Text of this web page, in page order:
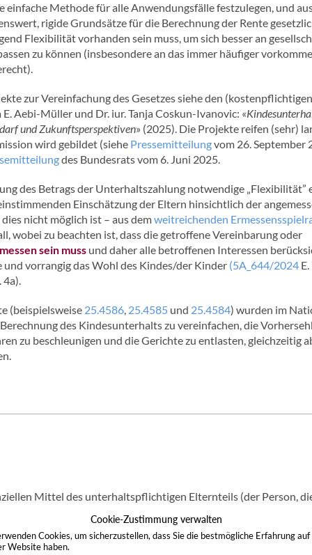
einfache Methode für alle Anwendungsfälle festzulegen, und
rigide Grundsätze für die Berechnung der Rente
Flexibilität vorhanden sein muss, um sich besser an
zu können (insbesondere an das immer häufiger
zur Vereinfachung des Gesetzes siehe den
E. Aebi-Müller und Dr. iur. Tanja Coskun-Ivanovic: «
und Zukunftsperspektiven» (2025). Die Projekte reifen (sehr)
wird gebildet (siehe Pressemitteilungvom 26. September
des Bundesrats vom 6. Juni 2025.
des Betrags der Unterhaltszahlung notwendige „Flexibilität”
Einschätzung der Eltern hinsichtlich der
nicht möglich ist – aus demweitreichenden
wobei zu beachten ist, dass die getroffene Vereinbarung oder
sein muss und daher alle betroffenen Interessen
und vorrangig das Wohl des Kindes/der Kinder (5A_644/2024
4a).
(beispielsweise 25.4586, 25.4585 und 25.4584) wurden im
des Kindesunterhalts zu vereinfachen, die
zu beschleunigen und die Gerichte zu entlasten, gleichzeitig
Mittel des unterhaltspflichtigen Elternteils (der Person,
muss jede Person alle notwendigen und zumutbaren
Cookie-Zustimmung verwalten
Cookies, um sicherzustellen, dass Sie die bestmögliche Erfahrung auf
Website haben.